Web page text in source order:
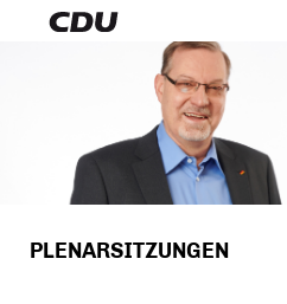
PLENARSITZUNGEN